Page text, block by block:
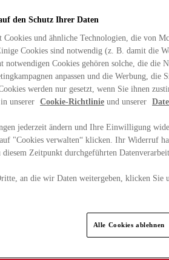
den Schutz Ihrer Daten
Cookies und ähnliche Technologien, die von
Cookies sind notwendig (z. B. damit die
Cookies gehören solche, die die
anpassen und die Werbung, die
werden nur gesetzt, wenn Sie ihnen
unserer Cookie-Richtlinie und unserer
jederzeit ändern und Ihre Einwilligung
"Cookies verwalten“ klicken. Ihr Widerruf
Zeitpunkt durchgeführten
an die wir Daten weitergeben, klicken Sie
Alle Cookies ablehnen